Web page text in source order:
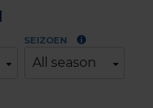
SEIZOEN
All season